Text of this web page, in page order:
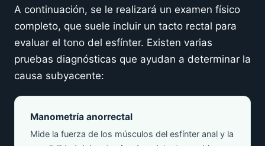
A continuación, se le realizará un examen físico
completo, que suele incluir un tacto rectal para
evaluar el tono del esfínter. Existen varias
pruebas diagnósticas que ayudan a determinar la
causa subyacente:
Manometría anorrectal
Mide la fuerza de los músculos del esfínter anal y la